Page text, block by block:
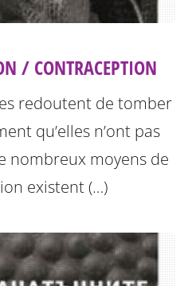
/ CONTRACEPTION
redoutent de tomber
qu’elles n’ont pas
nombreux moyens de
existent (…)